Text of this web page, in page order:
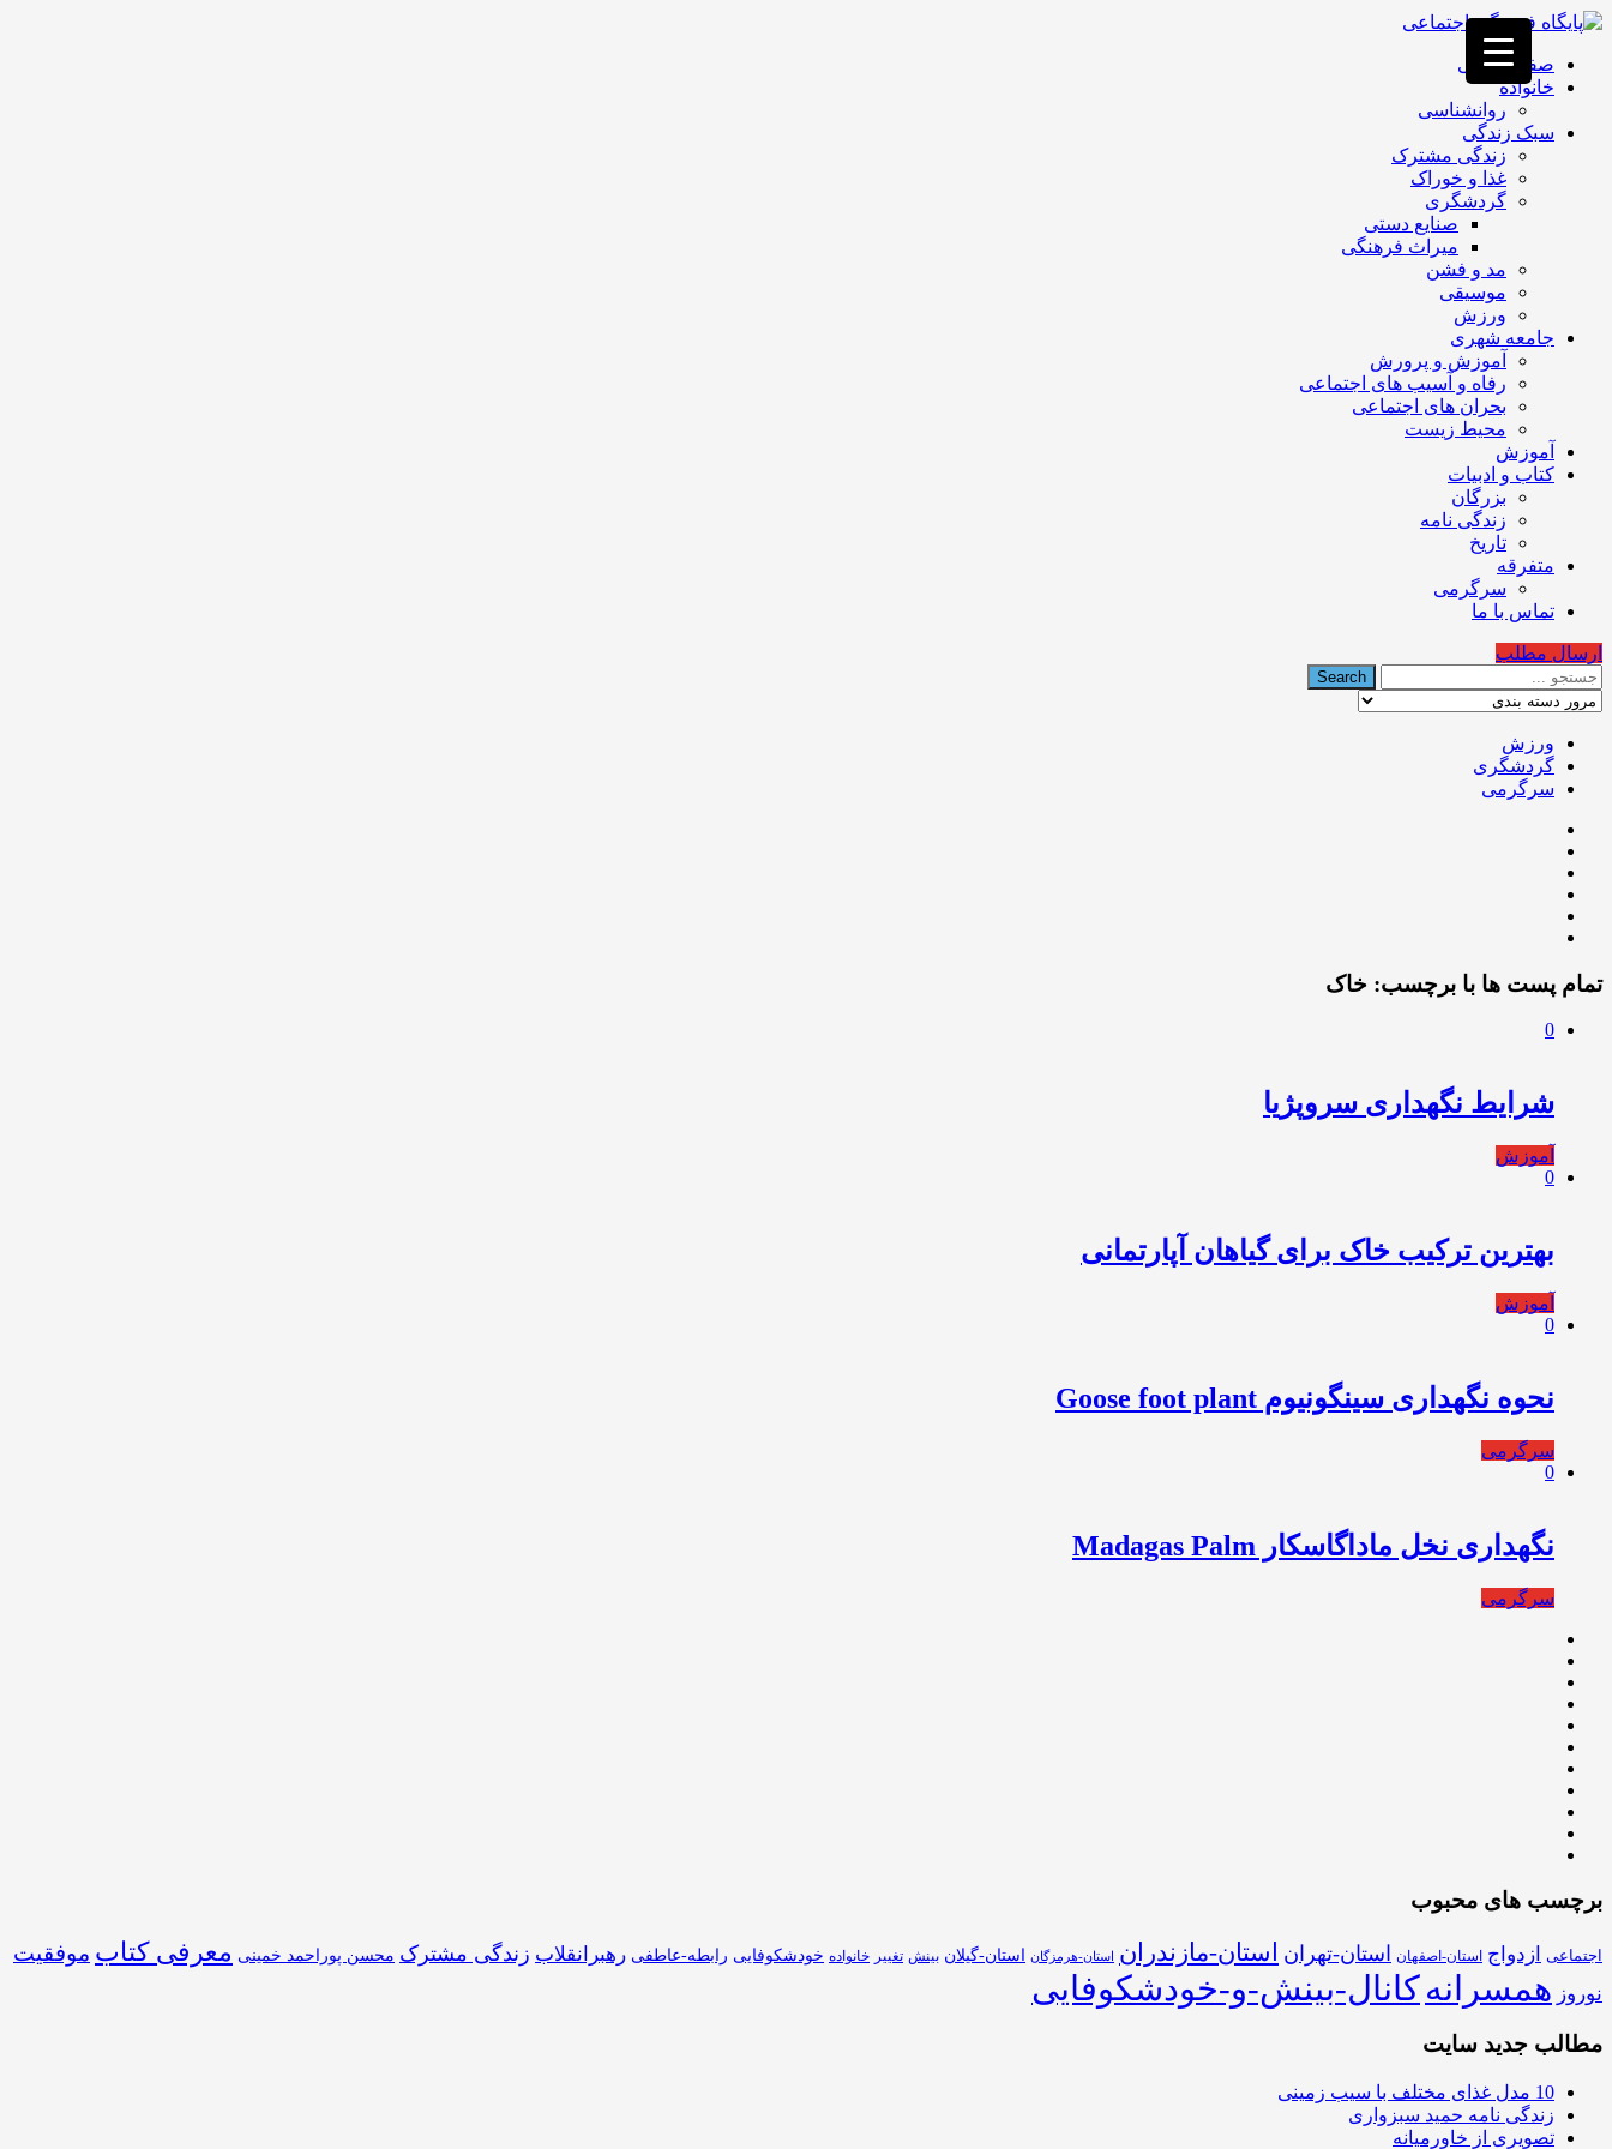
فصد
غرب
تهران
خشکشویی
تصفیه
تهران
صفحه اصلی
خانواده
روانشناسی
سبک زندگی
زندگی مشترک
غذا و خوراک
گردشگری
صنایع دستی
میراث فرهنگی
مد و فشن
موسیقی
ورزش
جامعه شهری
آموزش و پرورش
رفاه و آسیب های اجتماعی
بحران های اجتماعی
محیط زیست
آموزش
کتاب و ادبیات
بزرگان
زندگی نامه
تاریخ
متفرقه
سرگرمی
تماس با ما
ارسال مطلب
ورزش
گردشگری
سرگرمی
تمام پست ها با برچسب: خاک
0
شرایط نگهداری سروپژیا
آموزش
0
بهترین ترکیب خاک برای گیاهان آپارتمانی
آموزش
0
نحوه نگهداری سینگونیوم Goose foot plant
سرگرمی
0
نگهداری نخل ماداگاسکار Madagas Palm
سرگرمی
برچسب های محبوب
اجتماعی ازدواج استان-اصفهان استان-تهران استان-مازندران استان-هرمزگان استان-گیلان بینش تغییر خانواده خودشکوفایی رابطه-عاطفی رهبرانقلاب زندگی مشترک محسن پوراحمد خمینی معرفی کتاب موفقیت
نوروز همسرانهکانال-بینش-و-خودشکوفایی
مطالب جدید سایت
10 مدل غذای مختلف با سیب زمینی
زندگی نامه حمید سبزواری
تصویری از خاورمیانه